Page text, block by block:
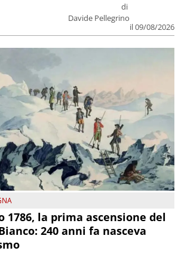
di
Davide Pellegrino
il 09/08/2026
1786, la prima ascensione del
240 anni fa nasceva